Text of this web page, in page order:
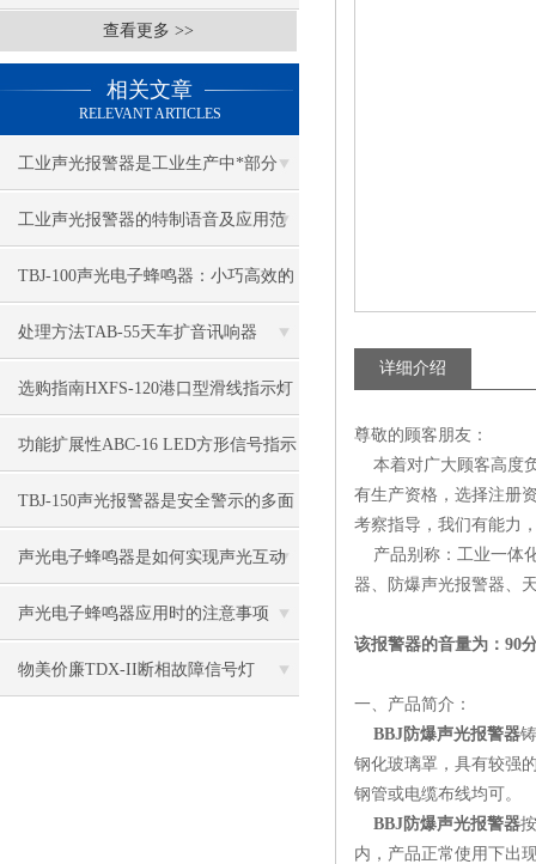
查看更多 >>
相关文章
RELEVANT ARTICLES
工业声光报警器是工业生产中*部分
工业声光报警器的特制语音及应用范
围
TBJ-100声光电子蜂鸣器：小巧高效的
警示“精灵”
处理方法TAB-55天车扩音讯响器
选购指南HXFS-120港口型滑线指示灯
功能扩展性ABC-16 LED方形信号指示
灯
TBJ-150声光报警器是安全警示的多面
能手
声光电子蜂鸣器是如何实现声光互动
的
声光电子蜂鸣器应用时的注意事项
物美价廉TDX-II断相故障信号灯
详细介绍
尊敬的顾客朋友：
本着对广大顾客高度
有生产资格，选择注册
考察指导，我们有能力
产品别称：工业一体
器、防爆声光报警器、
该报警器的音量为：90
一、产品简介：
BBJ防爆声光报警器
钢化玻璃罩，具有较强
钢管或电缆布线均可。
BBJ防爆声光报警器
内，产品正常使用下出